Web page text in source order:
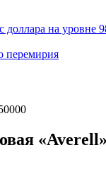
на уровне
перемирия
«Averell»